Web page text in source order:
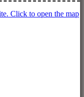
Click to open the map